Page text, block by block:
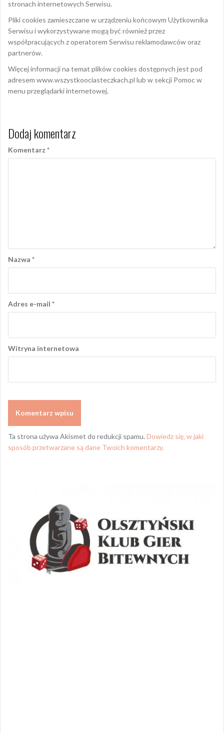
stronach internetowych Serwisu.
Pliki cookies zamieszczane w urządzeniu końcowym Użytkownika
Serwisu i wykorzystywane mogą być również przez
współpracujących z operatorem Serwisu reklamodawców oraz
partnerów.
Więcej informacji na temat plików cookies dostępnych jest pod
adresem www.wszystkoociasteczkach.pl lub w sekcji Pomoc w
menu przeglądarki internetowej.
Dodaj komentarz
Komentarz *
Nazwa *
Adres e-mail *
Witryna internetowa
Ta strona używa Akismet do redukcji spamu. Dowiedz się, w jaki
sposób przetwarzane są dane Twoich komentarzy.